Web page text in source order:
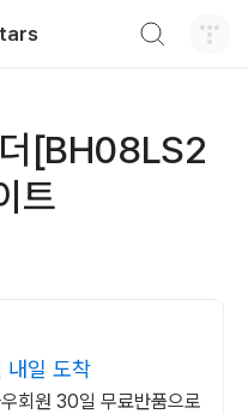
[BH08LS2
트
내일 도착
회원 30일 무료반품으로